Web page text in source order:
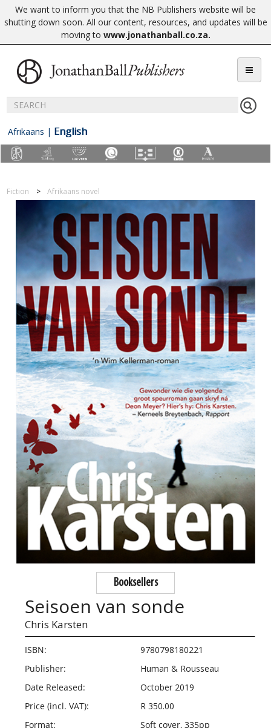
We want to inform you that the NB Publishers website will be
shutting down soon. All our content, resources, and updates will be
moving to www.jonathanball.co.za.
Afrikaans | English
Fiction Afrikaans novel
Booksellers
Seisoen van sonde
Chris Karsten
ISBN:
9780798180221
Publisher:
Human & Rousseau
Date Released:
October 2019
Price (incl. VAT):
R 350.00
Format:
Soft cover, 335pp